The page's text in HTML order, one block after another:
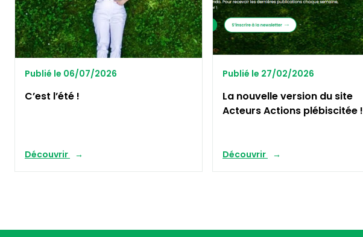
Publié le 06/07/2026
C’est l’été !
Découvrir
Publié le 27/02/2026
La nouvelle version du site
Acteurs Actions plébiscitée !
Découvrir